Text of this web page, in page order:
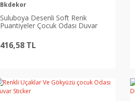
Bkdekor
Suluboya Desenli Soft Renk
Puantiyeler Çocuk Odası Duvar
416,58 TL